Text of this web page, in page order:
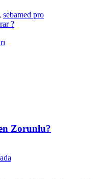
, sebamed pro
?
Zorunlu?